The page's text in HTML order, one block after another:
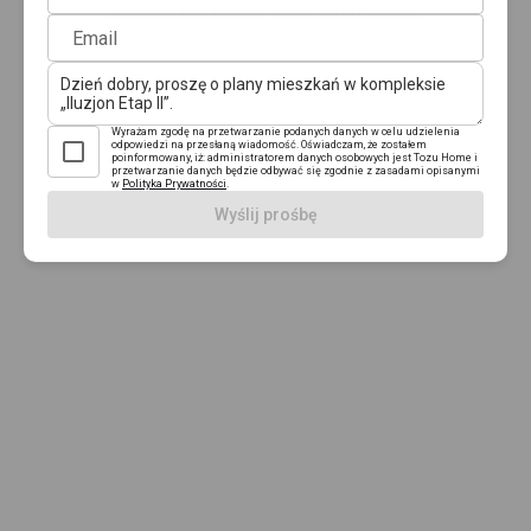
Email
Wyrażam zgodę na przetwarzanie podanych danych w celu udzielenia
odpowiedzi na przesłaną wiadomość. Oświadczam, że zostałem
poinformowany, iż: administratorem danych osobowych jest Tozu Home i
przetwarzanie danych będzie odbywać się zgodnie z zasadami opisanymi
w Polityka Prywatności
Wyślij prośbę
browser console for more information).